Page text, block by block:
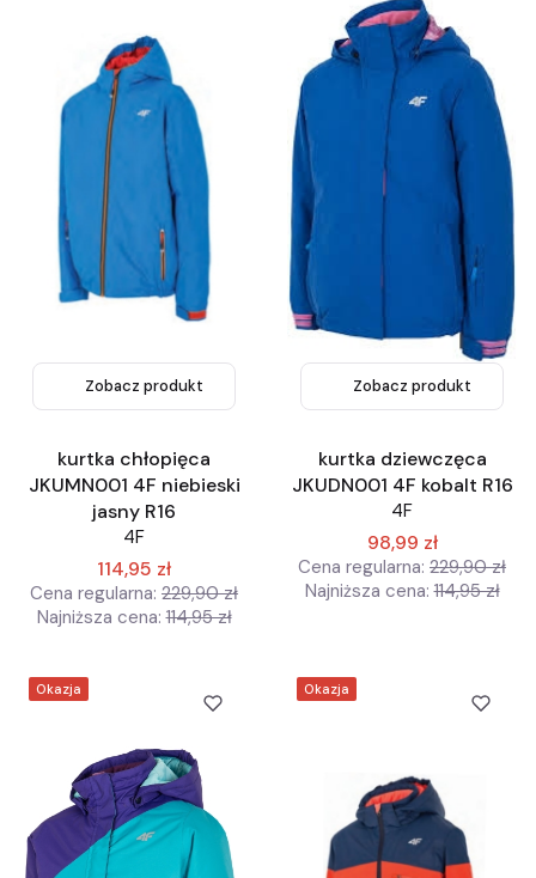
Zobacz produkt
kurtka chłopięca
JKUMN001 4F niebieski
jasny R16
4F
114,95 zł
Cena regularna: 229,90 zł
Najniższa cena: 114,95 zł
Zobacz produkt
kurtka dziewczęca
JKUDN001 4F kobalt R16
4F
98,99 zł
Cena regularna: 229,90 zł
Najniższa cena: 114,95 zł
Okazja Okazja